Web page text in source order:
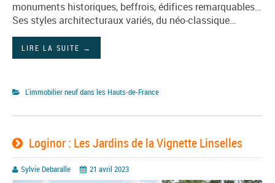
monuments historiques, beffrois, édifices remarquables…
Ses styles architecturaux variés, du néo-classique…
LIRE LA SUITE →
L'immobilier neuf dans les Hauts-de-France
Loginor : Les Jardins de la Vignette Linselles
Sylvie Debaralle 21 avril 2023